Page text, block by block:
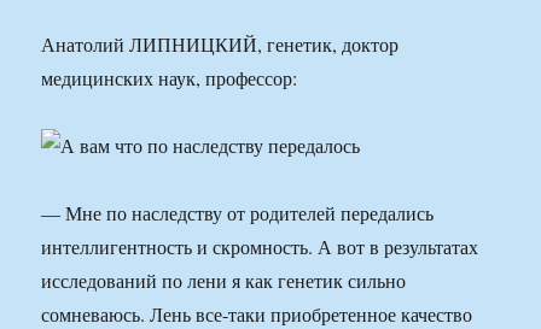
Анатолий ЛИПНИЦКИЙ, генетик, доктор
медицинских наук, профессор:
— Мне по наследству от родителей передались
интеллигентность и скромность. А вот в результатах
исследований по лени я как генетик сильно
сомневаюсь. Лень все-таки приобретенное качество